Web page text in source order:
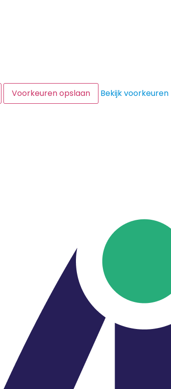
Voorkeuren opslaan
Bekijk voorkeuren